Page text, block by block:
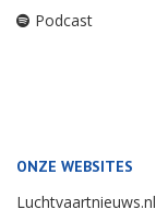
Podcast
ONZE WEBSITES
Luchtvaartnieuws.nl